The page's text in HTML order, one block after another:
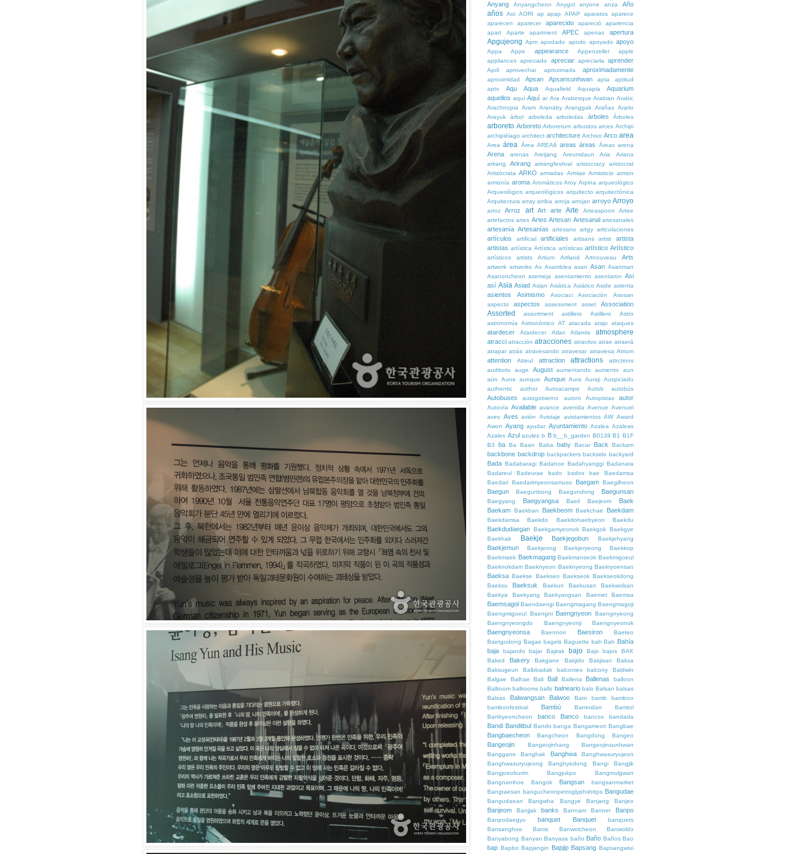
Anyang Anyangcheon Anygol anyone anza Año
años Aoi AORI ap apap APAP aparatos aparece
aparecen
aparecer aparecido apareció
apariencia
apart
Aparte apartment APEC apenas apertura
Apgujeong Apm apodado apodo apoyado apoyo
Appa Appe appearance Appenzeller
apple
appliances apreciado apreciar apreciarla aprender
April aprovechar aproximada aproximadamente
aproximidad Apsan Apsansunhwan apta
aptitud
apto
Aqu Aqua Aquafield Aquapia
Aquarium
aquellos aquí Aquí ar Ara Arabesque Arabian Arabic
Arachnopia
Aram Aranaby Aranggak Arañas Arario
Arayuk
árbol arboleda arboledas árboles Árboles
arboreto Arboreto Arboretum arbustos arces Archipi
archipiélago architect architecture Archivo Arco area
Area área Área AREA6 areas áreas Áreas arena
Arena arenas Aretjang Areumdaun Aria
Ariana
arirang
Arirang arirangfestival aristocracy
aristocrat
Aristócrata ARKO armadas Armiae Armisticio armon
armonía aroma Aromáticos Aroy Arpina arqueológico
Arqueológico arqueológicos arquitecto arquitectónica
Arquitectura array arriba arroja arrojan arroyo Arroyo
arroz Arroz art Art arte Arte Arteaspoon
Artee
artefactos artes Artes Artesan Artesanal artesanales
artesanía Artesanías artesano artgy articulaciones
artículos artificial artificiales artisans artist
artista
artistas artística Artística artísticas artístico Artístico
artísticos artists Artium Artland Artnouveau Arts
artwork artworks As Asamblea asan Asan Asanman
Asanoncheon asemeja asentamiento asentaron Asi
así Asia Asiad Asian Asiática Asiático Aside asienta
asientos Asimismo Asociaci Asociación
Asosan
aspecto
aspectos assessment asset Association
Assorted assortment astillero Astillero
Astro
astronomía
Astronómico AT atacada atajo ataques
atardecer Atardecer Atlan Atlantis atmosphere
atracci atracción atracciones atractivo atrae atraerá
atrapar atrás atravesando atravesar atraviesa Atrium
attention Atteul attraction attractions
attrctions
auditorio
auge August aumentando aumento
aun
aún
Aune aunque Aunque Aura Auraji Auspiciado
authentic
author Autoacampe Autob autobús
Autobuses autogobierno autom Autopistas autor
Autovía Available avance avenida Avenue Avenuel
aves Aves avión Avistaje avistamientos AW Award
Awon Ayang ayudar Ayuntamiento Azalea Azaleas
Azales Azul azules b B b__b_garden B0139 B1 B1F
B3
ba Ba Baan Baba baby Bacar Back Backam
backbone backdrop backpackers backside backyard
Bada Badabaragi Badahoe Badahyanggi Badanara
Badareul
Badeurae bado bados bae
Baedamsa
Baedari Baedarimyeonsamuso Baegam Baegilheon
Baegun Baegunbong Baegundong Baegunsan
Baegyang Baegyangsa Baeil Baejeom
Baek
Baekam Baekban Baekbeom Baekchae Baekdam
Baekdamsa Baekdo Baekdohaebyeon Baekdu
Baekdudaegan Baekgamyeonok Baekgok Baekgye
Baekhak
Baekje Baekjegobun Baekjehyang
Baekjemun Baekjeong Baekjeryeong
Baekkop
Baekmaek Baekmagang Baekmanseok Baekmigoeul
Baeknokdam Baeknyeon Baeknyeong Baekryoensan
Baeksa Baekse Baekseo Baekseok Baekseokdong
Baeksu
Baeksuk Baekun Baekusan
Baekwolsan
Baekya
Baekyang Baekyangsan Baemet Baemsa
Baemsagol Baendaengi Baengmagang Baengmagoji
Baengmigoeul Baengni Baengnyeon Baengnyeong
Baengnyeongdo
Baengnyeonji Baengnyeonok
Baengnyeonsa Baennori Baesiron
Baeteo
Baetgodong Bagae bagels Baguette bah Bah Bahía
baja
bajando bajar Bajirak bajo Bajo bajos
BAK
Baked
Bakery Bakgane Bakjido Bakjisan
Baksa
Baksugeun
Balbbadak balconies balcony
Baldwin
Balgae
Balhae Bali Ball Ballena Ballenas
balloon
Ballroom ballrooms balls balneario balo Balsan balsas
Balsas
Balwangsan Balwoo Bam bamb
bamboo
bamboofestival
Bambú Bamnidan
Bamtol
Banbyeoncheon
banco Banco bancos bandada
Bandi Banditbul Bando banga Bangameori Bangbae
Bangbaecheon Bangcheon Bangdong Bangeo
Bangeojin Bangeojinhang
Bangeojinsunhwan
Banggane
Banghak Banghwa
Banghwasuryujeon
Banghwasuryujeong
Banghyedong Bangi
Bangjik
Bangjoeoburim
Bangjukpo
Bangmulgwan
Bangnamhoe
Bangok Bangsan
bangsanmarket
Bangtaesan bangucheonpetroglyphshttps Bangudae
Bangudaean Bangwha Bangye Banjang Banjeo
Banjeom Banjjak banks Bannam Banner Banpo
Banpodaegyo banquet Banquet
banquets
Bansanghoe
Bansi Banwolcheon
Banwoldo
Banyabong Banyan Banyasa baño Baño Baños Bao
bap Bapbo Bapjangin Bapjip Bapsang Bapsangwiui